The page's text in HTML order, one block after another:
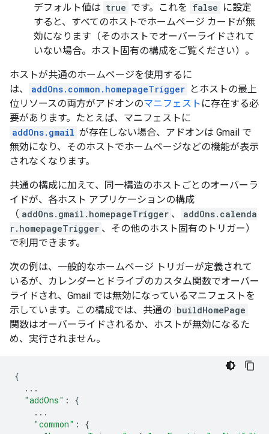
デフォルト値は true です。これを false に設定
すると、すべてのホストでホームページ カードが無
効になります（そのホストでオーバーライドされて
いない場合。ホスト固有の構成をご覧ください）。
ホストが共通のホームページを使用するに
は、
addOns.common.homepageTrigger とホストの最上
位リソースの両方がアドオンのマニフェスト に存在する必
要があります。たとえば、マニフェストに
addOns.gmail が存在しない場合、アドオンは Gmail で
無効になり、そのホストでホームページなどの機能が表示
されなくなります。
共通の構成に加えて、同一構造のホストごとのオーバーラ
イドが、各ホスト アプリケーションの構成
（ addOns.gmail.homepageTrigger 、
addOns.calenda
r.homepageTrigger 、その他のホスト固有のトリガー）
で利用できます。
次の例は、一般的なホームページ トリガーが定義されて
いるが、カレンダーとドライブのカスタム関数でオーバー
ライドされ、Gmail では無効になっているマニフェストを
示しています。この構成では、共通の buildHomePage
関数はオーバーライドされるか、ホストが無効になるた
め、実行されません。
{
...
"addOns" :
{
...
"common" :
{